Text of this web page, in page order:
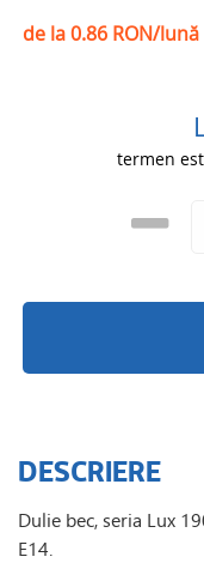
de la 0.86 RON/lună
termen
DESCRIERE
Dulie bec, seria Lux
E14.